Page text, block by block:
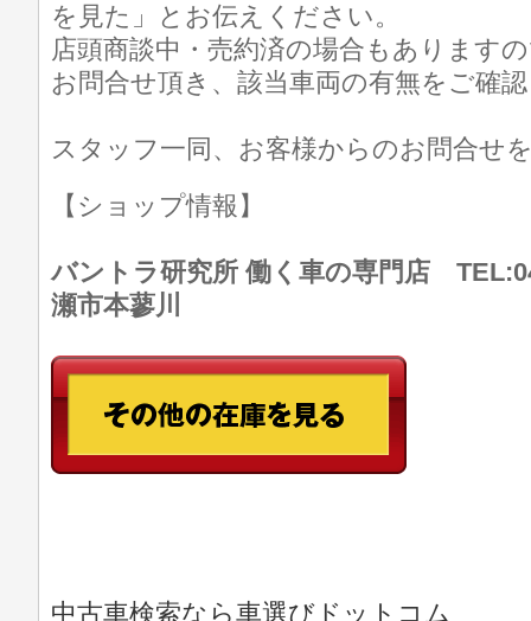
を見た」とお伝えください。
店頭商談中・売約済の場合もあります
お問合せ頂き、該当車両の有無をご確
スタッフ一同、お客様からのお問合せ
【ショップ情報】
バントラ研究所 働く車の専門店
瀬市本蓼川
中古車検索なら車選びドットコム